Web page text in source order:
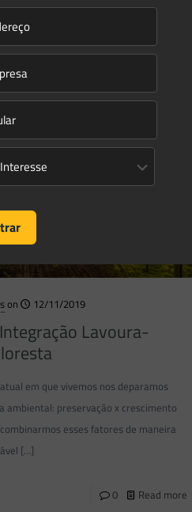
on 12/11/2019
Lavoura-
em que vivemos nos deparamos
ambiental: preservação x crescimento
esses fatores de maneira
[…]
0 Read more